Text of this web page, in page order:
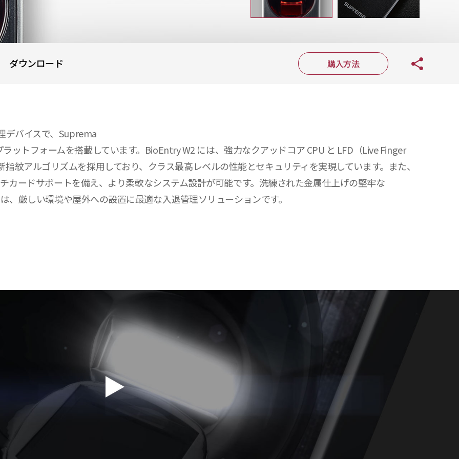
ダウンロード 購入方法
デバイスで、Suprema
ットフォームを搭載しています。BioEntry W2 には、強力なクアッドコア CPU と LFD（Live Finger
紋アルゴリズムを採用しており、クラス最高レベルの性能とセキュリティを実現しています。また、
カードサポートを備え、より柔軟なシステム設計が可能です。洗練された金属仕上げの堅牢な
、厳しい環境や屋外への設置に最適な入退管理ソリューションです。